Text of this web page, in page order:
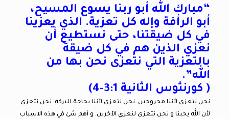
“مبارك الله أبو ربنا يسوع المسيح،
أبو الرأفة وإله كل تعزية. الذي يعزينا
في كل ضيقتنا، حتى نستطيع أن
نعزي الذين هم في كل ضيقة
بالتعزية التي نتعزى نحن بها من
الله”.
( كورنثوس الثانية 3:1-4)
نحن نتعزى لأننا مجروحين. نحن نتعزى لأننا بحاجة للبركة. نحن نتعزى
لأن الله يحبنا و نحن نتعزى لنعزي الآخرين. و أهم شئ في هذه الاسباب